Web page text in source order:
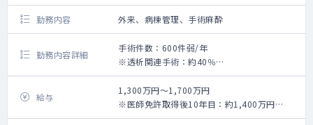
勤務内容 外来、病棟管理、手術麻酔
勤務内容詳細
手術件数：600件弱/年
※透析関連手術：約40％
循環器関連手術：約30％
消化器関連手術：約15％
給与
1,300万円～1,700万円
※医師免許取得後10年目：約1,400万円
※医師免許取得後20年目：約1,660万円